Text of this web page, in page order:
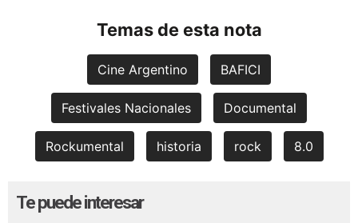
Temas de esta nota
Cine Argentino BAFICI
Festivales Nacionales Documental
Rockumental historia rock 8.0
Te puede interesar